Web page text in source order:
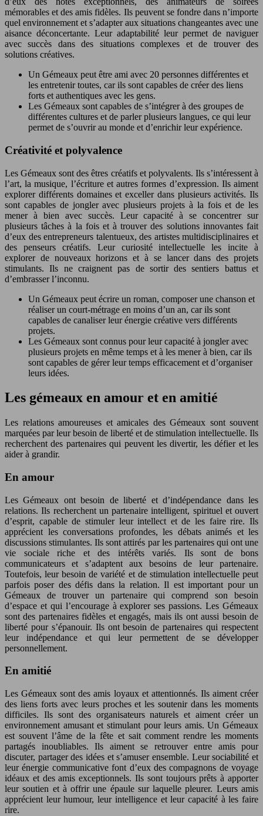
mémorables et des amis fidèles. Ils peuvent se fondre dans n’importe
quel environnement et s’adapter aux situations changeantes avec une
aisance déconcertante. Leur adaptabilité leur permet de naviguer
avec succès dans des situations complexes et de trouver des
solutions créatives.
Un Gémeaux peut être ami avec 20 personnes différentes et
les entretenir toutes, car ils sont capables de créer des liens
forts et authentiques avec les gens.
Les Gémeaux sont capables de s’intégrer à des groupes de
différentes cultures et de parler plusieurs langues, ce qui leur
permet de s’ouvrir au monde et d’enrichir leur expérience.
Créativité et polyvalence
Les Gémeaux sont des êtres créatifs et polyvalents. Ils s’intéressent à
l’art, la musique, l’écriture et autres formes d’expression. Ils aiment
explorer différents domaines et exceller dans plusieurs activités. Ils
sont capables de jongler avec plusieurs projets à la fois et de les
mener à bien avec succès. Leur capacité à se concentrer sur
plusieurs tâches à la fois et à trouver des solutions innovantes fait
d’eux des entrepreneurs talentueux, des artistes multidisciplinaires et
des penseurs créatifs. Leur curiosité intellectuelle les incite à
explorer de nouveaux horizons et à se lancer dans des projets
stimulants. Ils ne craignent pas de sortir des sentiers battus et
d’embrasser l’inconnu.
Un Gémeaux peut écrire un roman, composer une chanson et
réaliser un court-métrage en moins d’un an, car ils sont
capables de canaliser leur énergie créative vers différents
projets.
Les Gémeaux sont connus pour leur capacité à jongler avec
plusieurs projets en même temps et à les mener à bien, car ils
sont capables de gérer leur temps efficacement et d’organiser
leurs idées.
Les gémeaux en amour et en amitié
Les relations amoureuses et amicales des Gémeaux sont souvent
marquées par leur besoin de liberté et de stimulation intellectuelle. Ils
recherchent des partenaires qui peuvent les divertir, les défier et les
aider à grandir.
En amour
Les Gémeaux ont besoin de liberté et d’indépendance dans les
relations. Ils recherchent un partenaire intelligent, spirituel et ouvert
d’esprit, capable de stimuler leur intellect et de les faire rire. Ils
apprécient les conversations profondes, les débats animés et les
discussions stimulantes. Ils sont attirés par les partenaires qui ont une
vie sociale riche et des intérêts variés. Ils sont de bons
communicateurs et s’adaptent aux besoins de leur partenaire.
Toutefois, leur besoin de variété et de stimulation intellectuelle peut
parfois poser des défis dans la relation. Il est important pour un
Gémeaux de trouver un partenaire qui comprend son besoin
d’espace et qui l’encourage à explorer ses passions. Les Gémeaux
sont des partenaires fidèles et engagés, mais ils ont aussi besoin de
liberté pour s’épanouir. Ils ont besoin de partenaires qui respectent
leur indépendance et qui leur permettent de se développer
personnellement.
En amitié
Les Gémeaux sont des amis loyaux et attentionnés. Ils aiment créer
des liens forts avec leurs proches et les soutenir dans les moments
difficiles. Ils sont des organisateurs naturels et aiment créer un
environnement amusant et stimulant pour leurs amis. Un Gémeaux
est souvent l’âme de la fête et sait comment rendre les moments
partagés inoubliables. Ils aiment se retrouver entre amis pour
discuter, partager des idées et s’amuser ensemble. Leur sociabilité et
leur énergie communicative font d’eux des compagnons de voyage
idéaux et des amis exceptionnels. Ils sont toujours prêts à apporter
leur soutien et à offrir une épaule sur laquelle pleurer. Leurs amis
apprécient leur humour, leur intelligence et leur capacité à les faire
rire.